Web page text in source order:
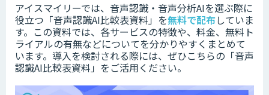
アイスマイリーでは、音声認識・音声分析AIを選ぶ際に
役立つ「音声認識AI比較表資料」を無料で配布していま
す。この資料では、各サービスの特徴や、料金、無料ト
ライアルの有無などについてを分かりやすくまとめて
います。 導入を検討される際には、ぜひこちらの「音声
認識AI比較表資料」をご活用ください。